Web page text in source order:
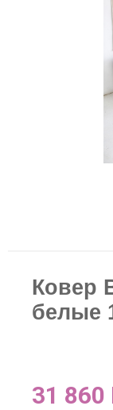
Ковер
белые
31 860